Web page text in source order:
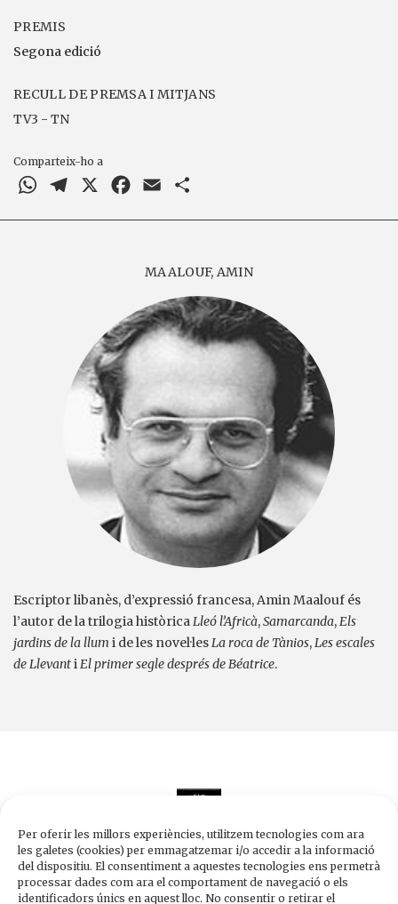
Per oferir les millors experiències, utilitzem tecnologies com ara
les galetes (cookies) per emmagatzemar i/o accedir a la informació
del dispositiu. El consentiment a aquestes tecnologies ens permetrà
processar dades com ara el comportament de navegació o els
identificadors únics en aquest lloc. No consentir o retirar el
PREMIS
Segona edició
RECULL DE PREMSA I MITJANS
TV3 - TN
Comparteix-ho a
WhatsAppTelegram Facebook
Email
MAALOUF, AMIN
Escriptor libanès, d’expressió francesa, Amin Maalouf és
l’autor de la trilogia històricaLleó l’Africà,Samarcanda,Els
jardins de la llum i de les novel·lesLa roca de Tànios,Les escales
de LlevantiEl primer segle després de Béatrice.
Edicions de 1984